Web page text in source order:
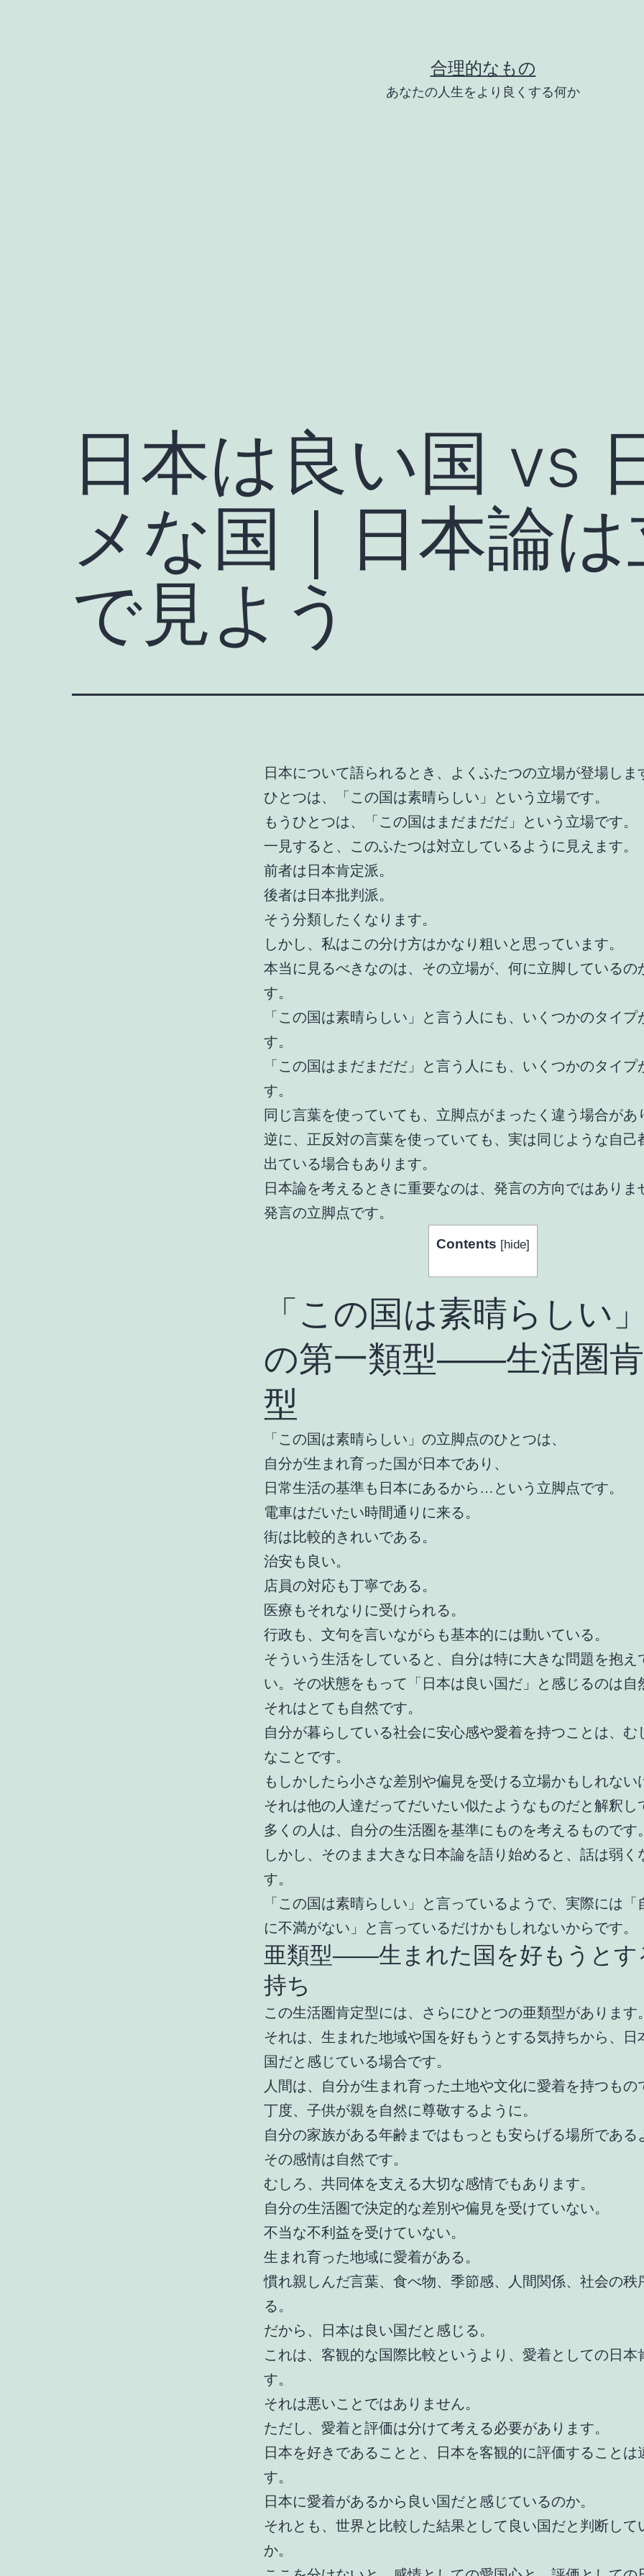
合理的なもの
あなたの人生をより良くする何か
日本は良い国 vs
メな国｜日本論
で見よう
日本について語られるとき、よくふたつの立場が登場しま
ひとつは、「この国は素晴らしい」という立場です。
もうひとつは、「この国はまだまだだ」という立場です。
一見すると、このふたつは対立しているように見えます。
前者は日本肯定派。
後者は日本批判派。
そう分類したくなります。
しかし、私はこの分け方はかなり粗いと思っています。
本当に見るべきなのは、その立場が、何に立脚している
す。
「この国は素晴らしい」と言う人にも、いくつかのタイプ
す。
「この国はまだまだだ」と言う人にも、いくつかのタイプ
す。
同じ言葉を使っていても、立脚点がまったく違う場合があ
逆に、正反対の言葉を使っていても、実は同じような自己
出ている場合もあります。
日本論を考えるときに重要なのは、発言の方向ではありま
発言の立脚点です。
Contents [hide]
「この国は素晴らしい
の第一類型――生活圏
型
「この国は素晴らしい」の立脚点のひとつは、
自分が生まれ育った国が日本であり、
日常生活の基準も日本にあるから…という立脚点です。
電車はだいたい時間通りに来る。
街は比較的きれいである。
治安も良い。
店員の対応も丁寧である。
医療もそれなりに受けられる。
行政も、文句を言いながらも基本的には動いている。
そういう生活をしていると、自分は特に大きな問題を抱え
い。その状態をもって「日本は良い国だ」と感じるのは自
それはとても自然です。
自分が暮らしている社会に安心感や愛着を持つことは、む
なことです。
もしかしたら小さな差別や偏見を受ける立場かもしれない
それは他の人達だってだいたい似たようなものだと解釈し
多くの人は、自分の生活圏を基準にものを考えるものです
しかし、そのまま大きな日本論を語り始めると、話は弱く
す。
「この国は素晴らしい」と言っているようで、実際には「
に不満がない」と言っているだけかもしれないからです。
亜類型――生まれた国を好もうとす
持ち
この生活圏肯定型には、さらにひとつの亜類型があります
それは、生まれた地域や国を好もうとする気持ちから、日
国だと感じている場合です。
人間は、自分が生まれ育った土地や文化に愛着を持つもの
丁度、子供が親を自然に尊敬するように。
自分の家族がある年齢まではもっとも安らげる場所である
その感情は自然です。
むしろ、共同体を支える大切な感情でもあります。
自分の生活圏で決定的な差別や偏見を受けていない。
不当な不利益を受けていない。
生まれ育った地域に愛着がある。
慣れ親しんだ言葉、食べ物、季節感、人間関係、社会の秩
る。
だから、日本は良い国だと感じる。
これは、客観的な国際比較というより、愛着としての日本
す。
それは悪いことではありません。
ただし、愛着と評価は分けて考える必要があります。
日本を好きであることと、日本を客観的に評価することは
す。
日本に愛着があるから良い国だと感じているのか。
それとも、世界と比較した結果として良い国だと判断して
か。